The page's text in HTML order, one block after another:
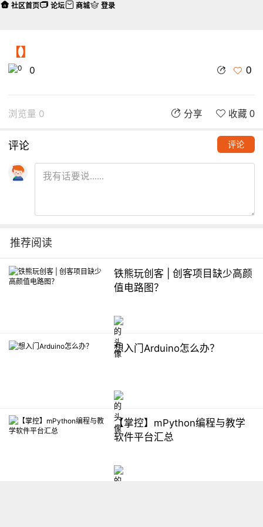
【】
0 0
浏览量 0 分享 收藏 0
评论 评论
推荐阅读
铁熊玩创客 | 创客项目缺少高颜
值电路图？
想入门Arduino怎么办？
【掌控】mPython编程与教学
软件平台汇总
社区首页 论坛 商城 登录